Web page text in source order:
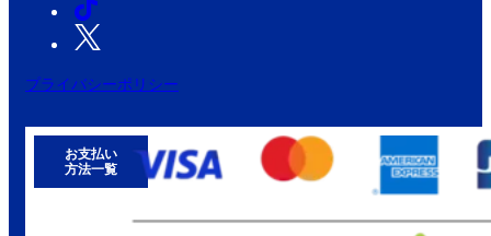
プライバシーポリシー
お支払い
方法一覧